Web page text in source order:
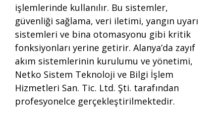
işlemlerinde kullanılır. Bu sistemler,
güvenliği sağlama, veri iletimi, yangın uyarı
sistemleri ve bina otomasyonu gibi kritik
fonksiyonları yerine getirir. Alanya’da zayıf
akım sistemlerinin kurulumu ve yönetimi,
Netko Sistem Teknoloji ve Bilgi İşlem
Hizmetleri San. Tic. Ltd. Şti. tarafından
profesyonelce gerçekleştirilmektedir.